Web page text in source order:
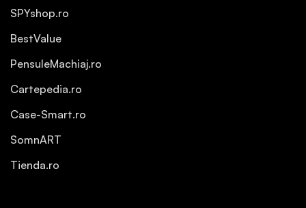
SPYshop.ro
BestValue
PensuleMachiaj.ro
Cartepedia.ro
Case-Smart.ro
SomnART
Tienda.ro